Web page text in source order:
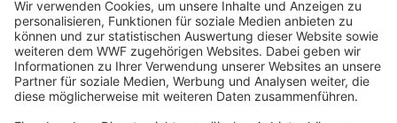
Unterstützen Sie die Umweltbildung Ihres
Kindes und leisten Sie gleichzeitig einen
Beitrag zum Naturschutz. Jetzt WWF
Junior-Fördermitgliedschaft abschließen!